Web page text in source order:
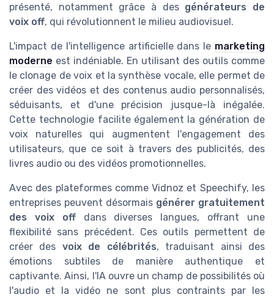
présenté, notamment grâce à des générateurs de
voix off, qui révolutionnent le milieu audiovisuel.
L'impact de l'intelligence artificielle dans le marketing
moderne est indéniable. En utilisant des outils comme
le clonage de voix et la synthèse vocale, elle permet de
créer des vidéos et des contenus audio personnalisés,
séduisants, et d'une précision jusque-là inégalée.
Cette technologie facilite également la génération de
voix naturelles qui augmentent l'engagement des
utilisateurs, que ce soit à travers des publicités, des
livres audio ou des vidéos promotionnelles.
Avec des plateformes comme Vidnoz et Speechify, les
entreprises peuvent désormais générer gratuitement
des voix offdans diverses langues, offrant une
flexibilité sans précédent. Ces outils permettent de
créer des voix de célébrités, traduisant ainsi des
émotions subtiles de manière authentique et
captivante. Ainsi, l'IA ouvre un champ de possibilités où
l'audio et la vidéo ne sont plus contraints par les